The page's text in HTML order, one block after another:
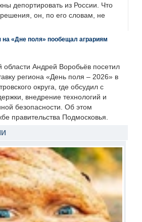
депортировать из России. Что
решения, он, по его словам, не
на «Дне поля» пообещал аграриям
области Андрей Воробьёв посетил
региона «День поля – 2026» в
округа, где обсудил с
внедрение технологий и
безопасности. Об этом
правительства Подмосковья.